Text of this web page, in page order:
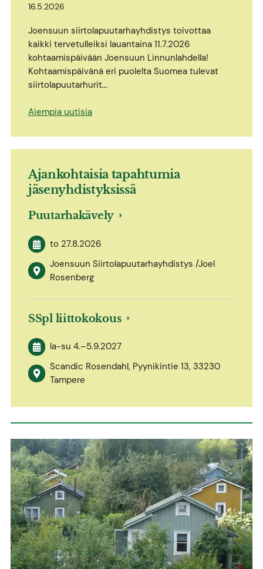
16.5.2026
Joensuun siirtolapuutarhayhdistys toivottaa
kaikki tervetulleiksi lauantaina 11.7.2026
kohtaamispäivään Joensuun Linnunlahdella!
Kohtaamispäivänä eri puolelta Suomea tulevat
siirtolapuutarhurit…
Aiempia uutisia
Ajankohtaisia tapahtumia
jäsenyhdistyksissä
Puutarhakävely
to 27.8.2026
Joensuun Siirtolapuutarhayhdistys /Joel
Rosenberg
SSpl liittokokous
la-su 4.–5.9.2027
Scandic Rosendahl, Pyynikintie 13, 33230
Tampere